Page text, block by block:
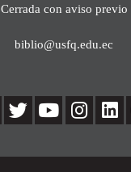
Cerrada con aviso previo
biblio@usfq.edu.ec